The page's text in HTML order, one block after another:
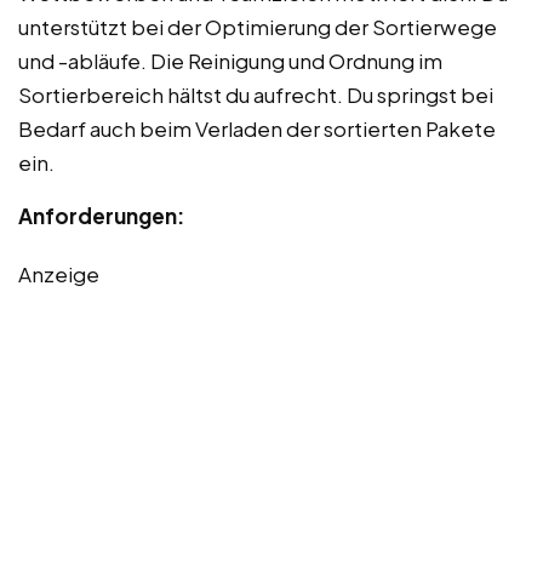
unterstützt bei der Optimierung der Sortierwege
und -abläufe. Die Reinigung und Ordnung im
Sortierbereich hältst du aufrecht. Du springst bei
Bedarf auch beim Verladen der sortierten Pakete
ein.
Anforderungen:
Anzeige